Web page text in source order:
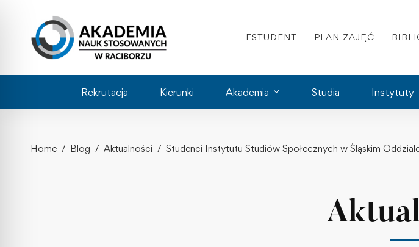
ESTUDENT PLAN ZAJĘĆ
Rekrutacja Kierunki Akademia Studia Instytuty
Home Blog Aktualności Studenci Instytutu Studiów Społecznych w Śląskim